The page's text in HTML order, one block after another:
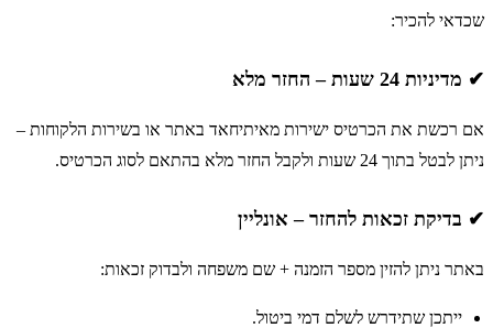
שכדאי להכיר:
✔ מדיניות 24 שעות – החזר מלא
אם רכשת את הכרטיס ישירות מאיתיחאד באתר או בשירות הלקוחות –
ניתן לבטל בתוך 24 שעות ולקבל החזר מלא בהתאם לסוג הכרטיס.
✔ בדיקת זכאות להחזר – אונליין
באתר ניתן להזין מספר הזמנה + שם משפחה ולבדוק זכאות:
ייתכן שתידרש לשלם דמי ביטול.